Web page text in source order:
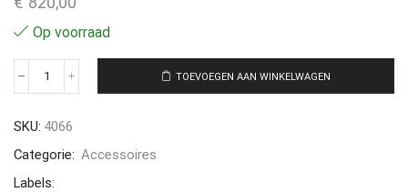
Op voorraad
TOEVOEGEN AAN WINKELWAGEN
SKU: 4066
Categorie: Accessoires
Labels: